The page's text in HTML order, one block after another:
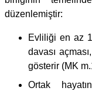
düzenlemiştir:
Evliliği en az
davası
gösterir (MK
Ortak